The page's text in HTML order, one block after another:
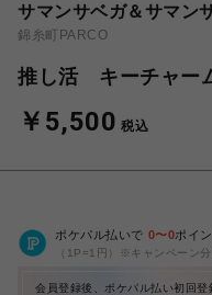
サマンサベガ＆サマン
錦糸町PARCO
推し活 キーチャー
￥5,500 税込
ポケパル払いで 0〜0ポイ
（1P=1円）※キャンペーン分
会員登録後、ポケパル払い初回登